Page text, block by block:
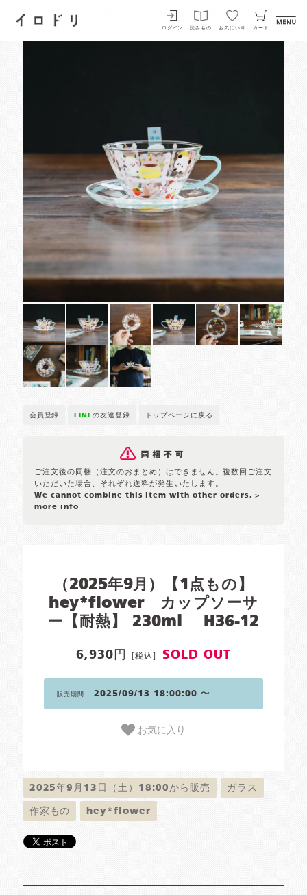
イロドリ
ログイン 読みもの お気にいり カート
会員登録 LINEの友達登録 トップページに戻る
ご注文後の同梱（注文のおまとめ）はできません。複数回ご注文
いただいた場合、それぞれ送料が発生いたします。
We cannot combine this item with other orders. >
more info
（2025年9月）【1点もの】
hey*flower カップソーサ
ー【耐熱】 230ml H36-12
6,930円 [税込] SOLD OUT
販売期間 2025/09/13 18:00:00 〜
お気に入り
2025年9月13日（土）18:00から販売 ガラス
作家もの hey*flower